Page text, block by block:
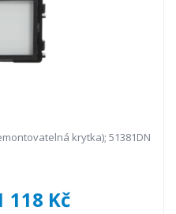
krytka); 51381DN
118 Kč